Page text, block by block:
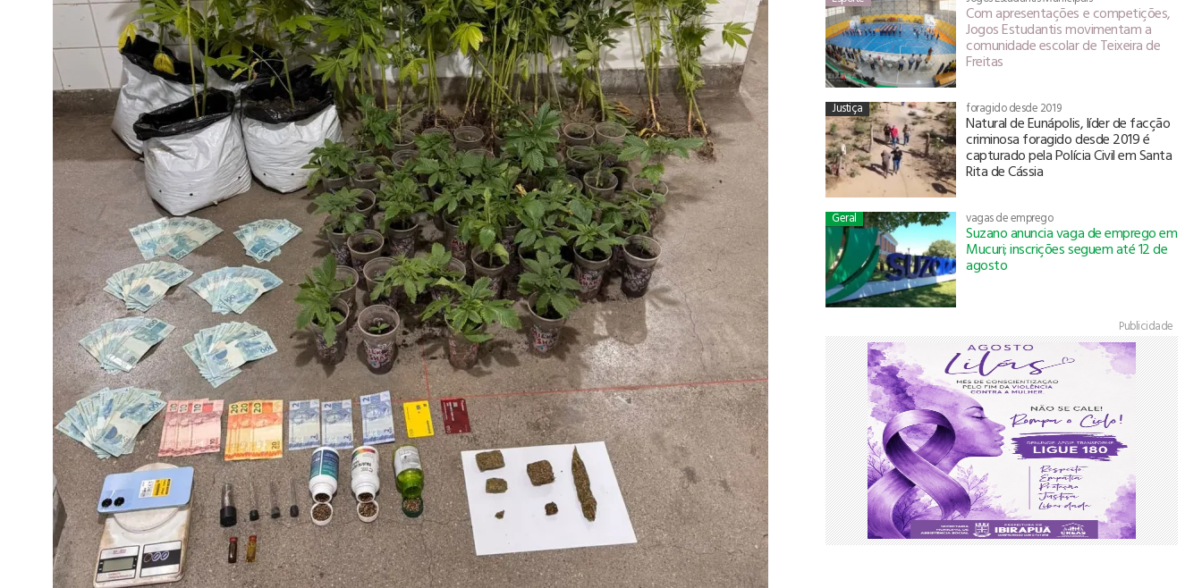
Com apresentações e competições,
Jogos Estudantis movimentam a
comunidade escolar de Teixeira de
Freitas
Justiça foragido desde 2019
Natural de Eunápolis, líder de facção
criminosa foragido desde 2019 é
capturado pela Polícia Civil em Santa
Rita de Cássia
Geral vagas de emprego
Suzano anuncia vaga de emprego em
Mucuri; inscrições seguem até 12 de
agosto
Publicidade